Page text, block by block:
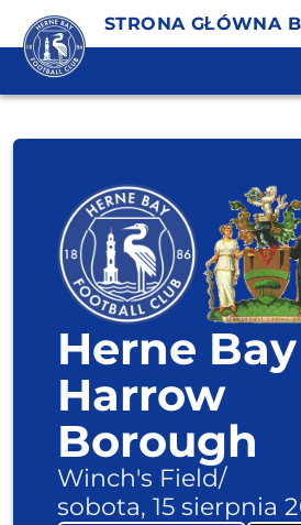
STRONA GŁÓWNA
Herne
Harrow
Borough
Winch's Field/
sobota, 15 sierpnia